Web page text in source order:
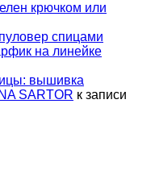
крючком или
спицами
на линейке
вышивка
SARTOR к записи